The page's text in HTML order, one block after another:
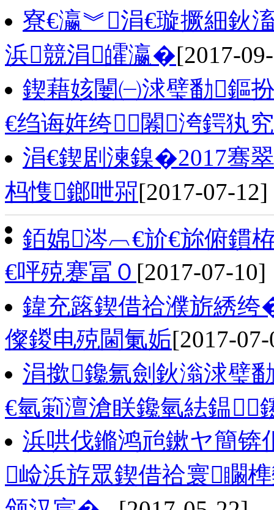
寮€瀛︾涓€璇撅細鈥
浜競涓皬瀛�[2017-
鍥藉姟闄㈠浗璧勫鏂
€绉诲姩绔闂洿鍔犱
涓€鍥剧湅鎳�2017骞
杩愯鎯呭喌[2017-07-12]
銆婂涔︹€斺€旀俯鏆
€呯殑蹇冨０ [2017-07-10]
鍏充簬鍥借祫濮旂綉
儏鍐电殑閫氭姤[2017-
涓撳鑱氱劍鈥滃浗璧
€氫箣澶滄眹鑱氫紶鎾
浜哄伐鏅鸿兘鏉ヤ簡锛
崄浜斿眾鍥借祫寰矙